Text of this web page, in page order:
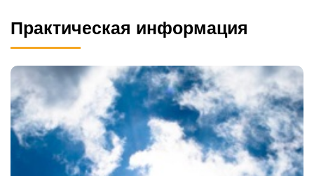
Практическая информация